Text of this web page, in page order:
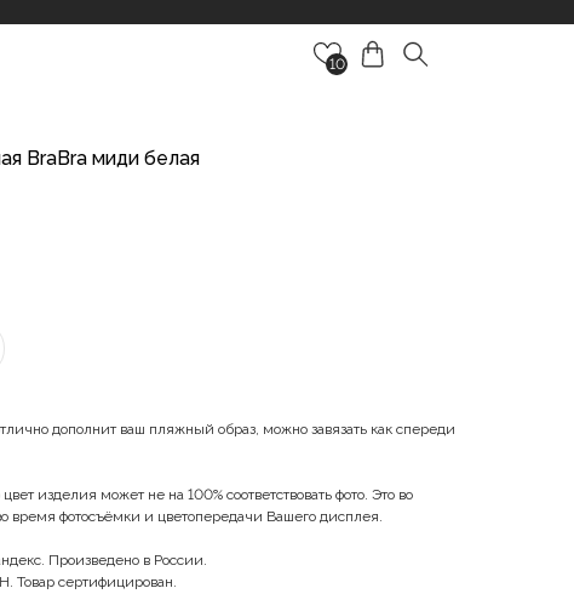
10
BraBra миди белая
дополнит ваш пляжный образ, можно завязать как спереди
изделия может не на 100% соответствовать фото. Это во
время фотосъёмки и цветопередачи Вашего дисплея.
Произведено в России.
Товар сертифицирован.